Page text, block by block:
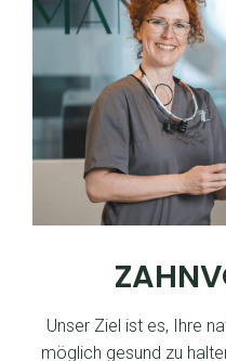
Unser Ziel ist es, Ihre
möglich gesund zu